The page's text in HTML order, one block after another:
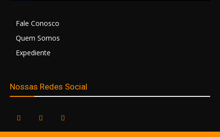
Fale Conosco
Quem Somos
Expediente
Nossas Redes Social